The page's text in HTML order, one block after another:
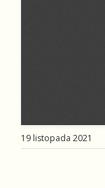
19 listopada 2021